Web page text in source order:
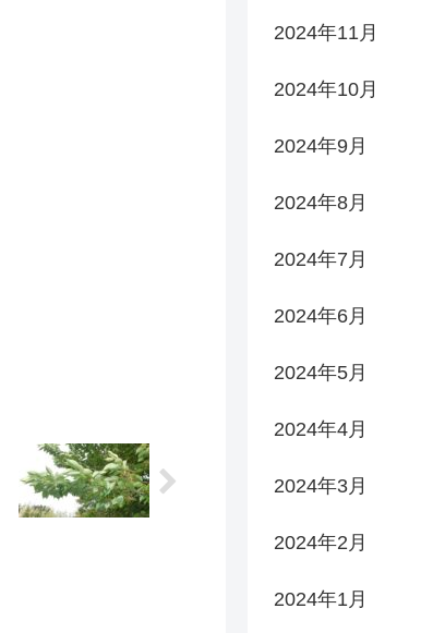
2024年11月
2024年10月
2024年9月
2024年8月
2024年7月
2024年6月
2024年5月
2024年4月
2024年3月
2024年2月
2024年1月